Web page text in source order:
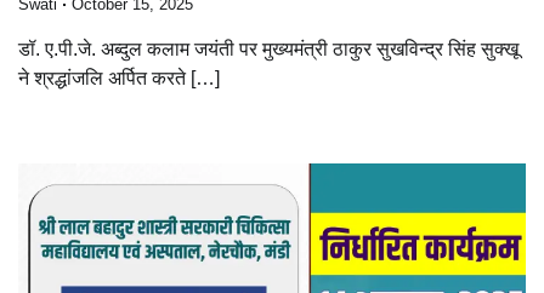
Swati October 15, 2025
डॉ. ए.पी.जे. अब्दुल कलाम जयंती पर मुख्यमंत्री ठाकुर सुखविन्द्र सिंह सुक्खू
ने श्रद्धांजलि अर्पित करते […]